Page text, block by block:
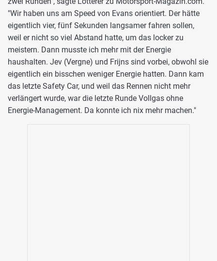
"Wir haben uns am Speed von Evans orientiert. Der hätte
eigentlich vier, fünf Sekunden langsamer fahren sollen,
weil er nicht so viel Abstand hatte, um das locker zu
meistern. Dann musste ich mehr mit der Energie
haushalten. Jev (Vergne) und Frijns sind vorbei, obwohl sie
eigentlich ein bisschen weniger Energie hatten. Dann kam
das letzte Safety Car, und weil das Rennen nicht mehr
verlängert wurde, war die letzte Runde Vollgas ohne
Energie-Management. Da konnte ich nix mehr machen."